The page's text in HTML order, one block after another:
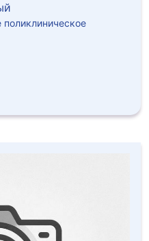
поликлиническое